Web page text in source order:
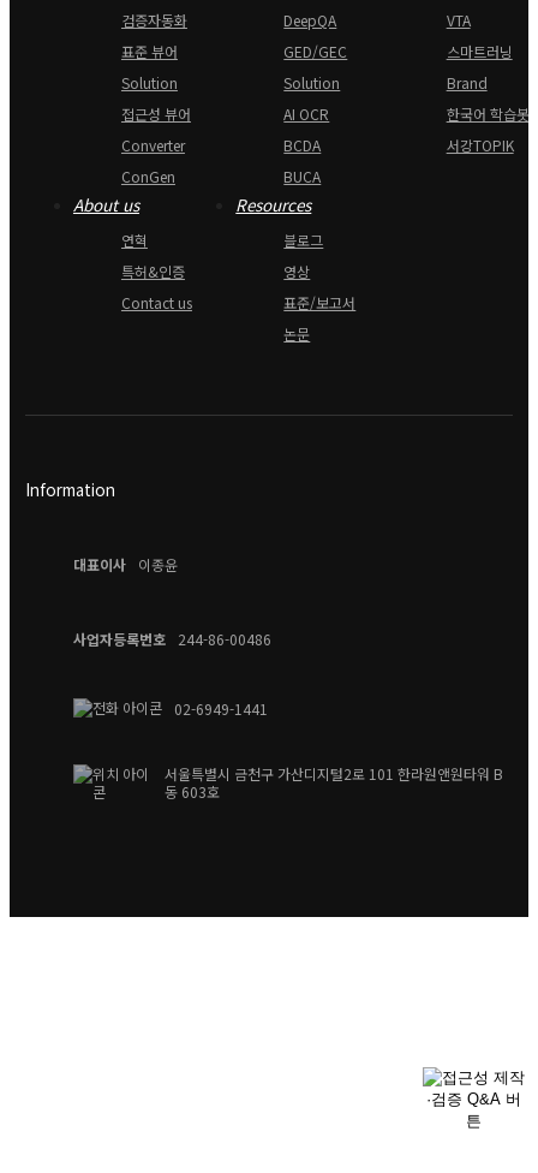
검증자동화
표준 뷰어
Solution
접근성 뷰어
Converter
ConGen
DeepQA
GED/GEC
Solution
AI OCR
BCDA
BUCA
VTA
스마트러닝
Brand
한국어 학습봇
서강TOPIK
About us
연혁
특허&인증
Contact us
Resources
블로그
영상
표준/보고서
논문
Information
대표이사 이종윤
사업자등록번호 244-86-00486
02-6949-1441
서울특별시 금천구 가산디지털2로 101 한라원앤원타워 B
동 603호